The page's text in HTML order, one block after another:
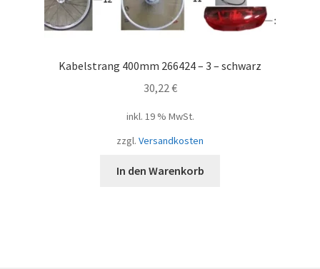
Kabelstrang 400mm 266424 – 3 – schwarz
30,22 €
inkl. 19 % MwSt.
zzgl. Versandkosten
In den Warenkorb